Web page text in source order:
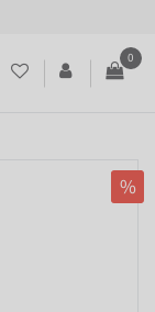
0
%